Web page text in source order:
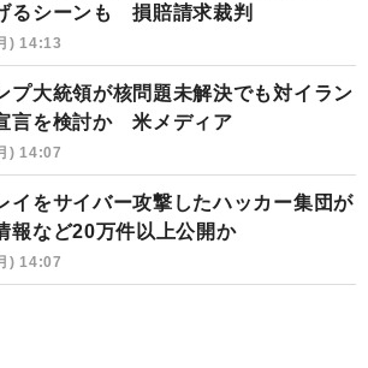
るシーンも 損賠請求裁判
) 14:13
プ大統領が核問題未解決でも対イラン
言を検討か 米メディア
) 14:07
イをサイバー攻撃したハッカー集団が
報など20万件以上公開か
) 14:07